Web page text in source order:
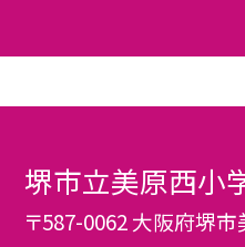
堺市立美原西小
〒587-0062 大阪府堺